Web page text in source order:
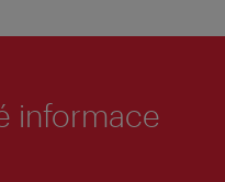
informace